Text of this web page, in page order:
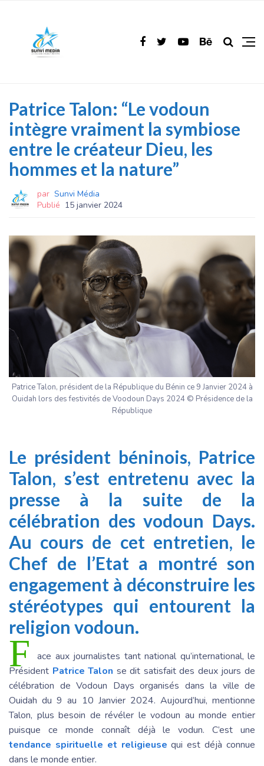
Patrice Talon: “Le vodoun
intègre vraiment la symbiose
entre le créateur Dieu, les
hommes et la nature”
par Sunvi Média
Publié 15 janvier 2024
Patrice Talon, président de la République du Bénin ce 9 Janvier 2024 à
Ouidah lors des festivités de Voodoun Days 2024 © Présidence de la
République
Le président béninois, Patrice
Talon, s’est entretenu avec la
presse à la suite de la
célébration des vodoun Days.
Au cours de cet entretien, le
Chef de l’Etat a montré son
engagement à déconstruire les
stéréotypes qui entourent la
religion vodoun.
F
ace aux journalistes tant national qu’international, le
Président Patrice Talon se dit satisfait des deux jours de
célébration de Vodoun Days organisés dans la ville de
Ouidah du 9 au 10 Janvier 2024. Aujourd’hui, mentionne
Talon, plus besoin de révéler le vodoun au monde entier
puisque ce monde connaît déjà le vodun. C’est une
tendance spirituelle et religieuse qui est déjà connue
dans le monde entier.